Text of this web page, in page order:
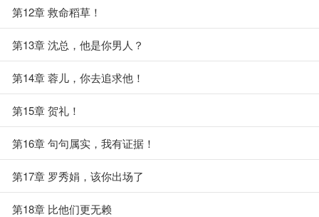
第12章 救命稻草！
第13章 沈总，他是你男人？
第14章 蓉儿，你去追求他！
第15章 贺礼！
第16章 句句属实，我有证据！
第17章 罗秀娟，该你出场了
第18章 比他们更无赖